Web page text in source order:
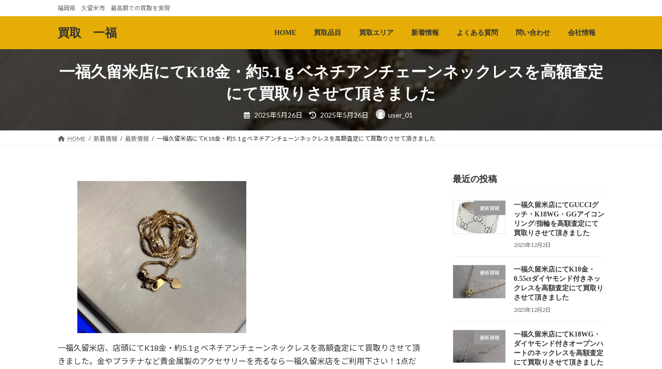
ン
ビ
福岡県 久留米市 最高額での買取を実現
買取 一福 HOME 買取品目 買取エリア 新着情報 よくある質問 問い合わせ 会社情報
一福久留米店にてK18金・約5.1ｇベネチアンチェーンネックレスを高額査定
にて買取りさせて頂きました
2025年5月26日
最
終
新
日
2025年5月26日 user_01
HOME 新着情報 最新情報 一福久留米店にてK18金・約5.1ｇベネチアンチェーンネックレスを高額査定にて買取りさせて頂きました
一福久留米店、店頭にてK18金・約5.1ｇベネチアンチェーンネックレスを高額査定にて買取りさせて頂
きました。金やプラチナなど貴金属製のアクセサリーを売るなら一福久留米店をご利用下さい！1点だ
最近の投稿
最新情報
一福久留米店にてGUCCIグ
ッチ・K18WG・GGアイコン
リング/指輪を高額査定にて
買取りさせて頂きました
2025年12月2日
最新情報
一福久留米店にてK18金・
0.55ctダイヤモンド付きネッ
クレスを高額査定にて買取り
させて頂きました
2025年12月2日
最新情報
一福久留米店にてK18WG・
ダイヤモンド付きオープンハ
ートのネックレスを高額査定
にて買取りさせて頂きました